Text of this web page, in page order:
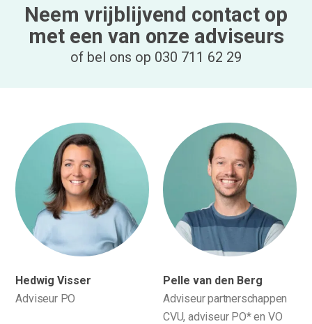
Neem vrijblijvend contact op
met een van onze adviseurs
of bel ons op 030 711 62 29
Hedwig Visser
Adviseur PO
Pelle van den Berg
Adviseur partnerschappen
CVU, adviseur PO* en VO